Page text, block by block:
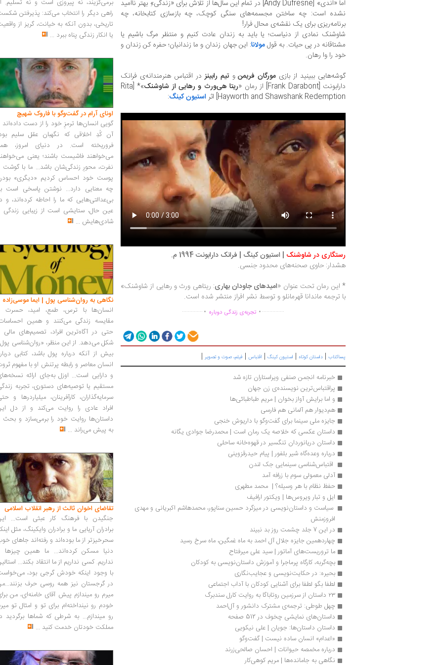
اما «اندی» [Andy Dufresne] در تمام این سال‌ها از تلاش برای «زندگی»ِ بهتر ناامید
نشده است: چه ساختن مجسمه‌های سنگی کوچک، چه بازسازی کتابخانه، چه
برنامه‌ریزی برای یک نقشه‌ی محال فرار!
شاوشنک نمادی از دنیاست؛ یا باید به زندان عادت کنیم و منتظر مرگ باشیم یا
مشتاقانه در پی حیات. به قولمولانا: این جهان زندان و ما زندانیان؛ حفره کن زندان و
خود را وا رهان.
گوشه‌هایی ببینید از بازی مورگان فریمنو تیم رابینز در اقتباس هنرمندانه‌ی فرانک
دارابونت [Frank Darabont] از رمان «
ریتا هی‌ورث و رهایی از شاوشنک
»* [Rita
Hayworth and Shawshank Redemption] اثر
استیون کینگ:
رستگاری در شاوشنک | استیون کینگ | فرانک دارابونت 1994 م.
هشدار: حاوی صحنه‌های محدود جنسی.
* این رمان تحت عنوان «امیدهای جاودان بهاری: ریتاهی ورث و رهایی از شاوشنک»
با ترجمه ماندانا قهرمانلو و توسط نشر افراز منتشر شده است.
...............
. تجربه‌ی زندگی دوباره .
..............
پساکتاب | داستان کوتاه | استیون کینگ | اقتباس | فیلم، صوت و تصویر |
خبرنامه انجمن صنفی ویراستاران تازه شد
پراقتباس‌ترین نویسنده‌ی زن جهان
و اما برایش آواز بخوان | مریم طباطبائی‌ها
هم‌دیوار هم آلمانی هم فارسی
جایزه ملی سینما برای گفت‌وگو با داریوش خنجی
داستان عکسی که خلاصه یک رمان است | محمدرضا جوادی یگانه
داستان‌ دریانوردان تنگسیر در قهوه‌خانه ساحلی
درباره وعده‌گاه شیر بلفور | پیام حیدرقزوینی
اقتباس‌شناسی سینمایی جک لندن
آدلی معمولی سوم با زرافه آمد
حفظ نظام با هر وسیله؟ |  محمد مطهری
ایل و‌ تبار ویروس‌ها | ویکتور ارافیف
افروزمنش
در این 7 جلد چشمت روز بد نبیند
چهاردهمین جایزه جلال آل احمد به ماه غمگین، ماه سرخ رسید
ما تروریست‌های آماتور | سید علی میرفتاح
بچه‌گربه، کارگاه پرماجرا و آموزش داستان‌نویسی به کودکان
بحیره: در حکایت‌نویسی و عجایب‌نگاری
لطفا بگو لطفا برای آشنایی کودکان با آداب اجتماعی
۲۳ داستان از سرزمین روتاباگا به روایت کارل سندبرگ
چهل طوطی: ترجمه‌ی مشترک دانشور و آل‌احمد
داستان‌های نمایشی چخوف در 512 صفحه
داستان داستان‌ها: جویان | علی نیکویی
«اعدام» انسان ساده نیست | گفت‌وگو
درباره مخمصه حیوانات | احسان صالحی‌زرند
نگاهی به جامانده‌ها | مریم کوهی‌کار
برمی‌گزیند، نه پیروزی است و نه تسلیم.
راهی دیگر را انتخاب می‌کند: پذیرفتن
تاریخی، بدون آنکه به خیانت، گریز از
یا انکار زندگی پناه ببرد ...
اونای آرام در گفت‌وگو با فاروک شهیچ‭
گویی انسان‌ها ترمزِ خود را از دست داده‌اند
آن کُدِ اخلاقی که نگهبان عقل سلیم
فروریخته است. در دنیای امروز،
می‌خواهند فاشیست باشند؛ یعنی
نفرت، محورِ زندگی‌شان باشد... ما با گوشت
پوست خود احساس کردیم «دیگری»
چه معنایی دارد... نوشتن پاسخی است
بی‌عدالتی‌هایی که ما را احاطه کرده‌اند، و
عین حال، ستایشی است از زیبایی زندگی
شادی‌هایش ...
نگاهی به روان‌شناسی پول | ایما موسی‌زاده
انسان‌ها با ترس، طمع، امید، حسرت
مقایسه زندگی می‌کنند و همین
حتی در آگاه‌ترین افراد، تصمیم‌های مالی
شکل می‌دهد. از این منظر، «روان‌شناسی
بیش از آنکه درباره پول باشد، کتابی
انسان معاصر و رابطه پرتنش او با مفهوم
و دارایی است... اوزل به‌جای ارائه
مستقیم یا توصیه‌های دستوری، تجربه
سرمایه‌گذاران، کارآفرینان، میلیاردرها و
افراد عادی را روایت می‌کند و از دل
داستان‌ها روایت خود را برمی‌سازد و بحث
به پیش می‌راند ...
تقاضای اخوان ثالث از رهبر انقلاب اسلامی
جنگیدن با فرهنگ کار عبثی است...
برادران آریایی ما و برادران وایکینگ، مثل
سحرخیزتر از ما بوده‌اند و رفته‌اند جاهای
دنیا مسکن کرده‌اند... ما همین چیزها
نداریم. کسی نداریم از ما انتقاد بکند...
با وجود اینکه خودش گرجی بود،
در گرجستان نیز همه روسی حرف
میرم رو میندازم پیش آقای خامنه‌ای، من
خودم رو نینداخته‌ام برای تو و امثال تو
رو میندازم... به شرطی که شماها برگردید
مملکت خودتان خدمت کنید ...